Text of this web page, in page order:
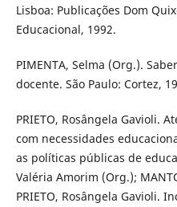
Lisboa: Publicações Dom
Educacional, 1992.
PIMENTA, Selma (Org.).
docente. São Paulo: Cortez,
PRIETO, Rosângela Gavioli.
com necessidades
as políticas públicas de
Valéria Amorim (Org.);
PRIETO, Rosângela Gavioli.